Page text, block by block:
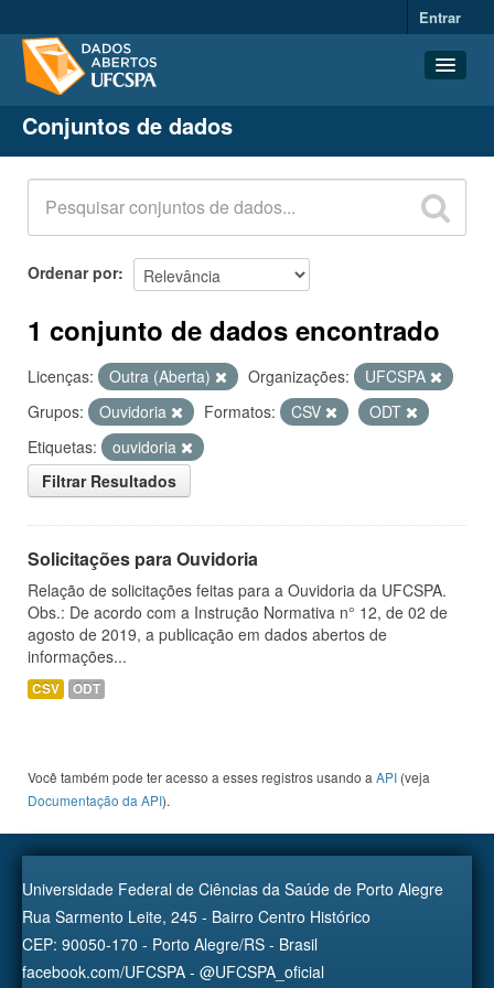
Entrar
Conjuntos de dados
Organizações
Grupos
Sobre
Conjuntos de dados
Ordenar por
1 conjunto de dados encontrado
Licenças: Outra (Aberta) Organizações:
UFCSPA
Grupos:
Ouvidoria Formatos: CSV
ODT
Etiquetas:
ouvidoria
Filtrar Resultados
Solicitações para Ouvidoria
Relação de solicitações feitas para a Ouvidoria da UFCSPA.
Obs.: De acordo com a Instrução Normativa n° 12, de 02 de
agosto de 2019, a publicação em dados abertos de
informações...
CSV ODT
Você também pode ter acesso a esses registros usando a API (veja
Documentação da API).
Universidade Federal de Ciências da Saúde de Porto Alegre
Rua Sarmento Leite, 245 - Bairro Centro Histórico
CEP: 90050-170 - Porto Alegre/RS - Brasil
facebook.com/UFCSPA - @UFCSPA_oficial